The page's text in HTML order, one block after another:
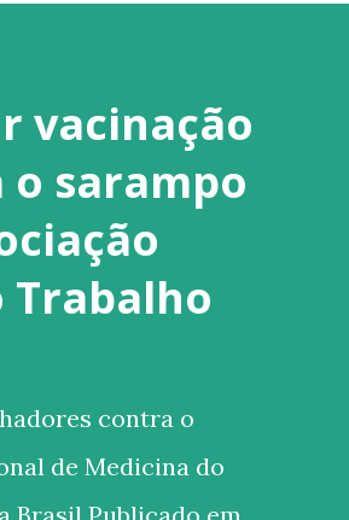
vacinação
sarampo
Trabalho
contra o
de Medicina do